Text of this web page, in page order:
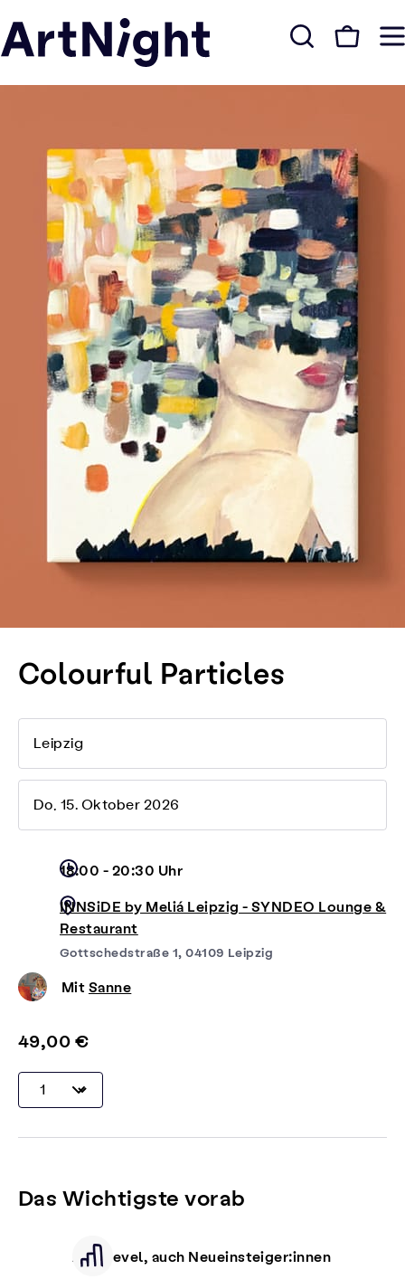
Colourful Particles
Leipzig
Do, 15. Oktober 2026
18:00 - 20:30 Uhr
INNSiDE by Meliá Leipzig - SYNDEO Lounge &
Restaurant
Gottschedstraße 1, 04109 Leipzig
Mit Sanne
49,00 €
Das Wichtigste vorab
Alle Level, auch Neueinsteiger:innen